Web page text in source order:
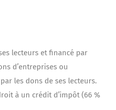
lecteurs et financé par
d’entreprises ou
les dons de ses lecteurs.
à un crédit d’impôt (66 %